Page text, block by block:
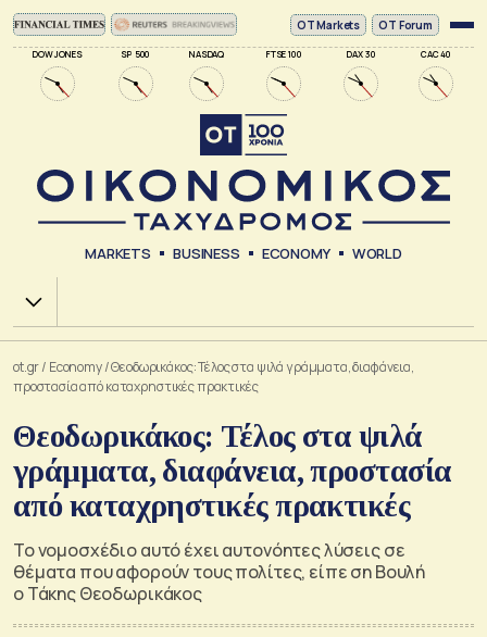
DOW JONES SP 500 NASDAQ FTSE 100 DAX 30 CAC 40
ΟΤ Markets OT Forum
MARKETS BUSINESS ECONOMY WORLD
Χ.Α.
ot.gr/ Economy/Θεοδωρικάκος: Τέλος στα ψιλά γράμματα, διαφάνεια,
προστασία από καταχρηστικές πρακτικές
Θεοδωρικάκος: Τέλος στα ψιλά
γράμματα, διαφάνεια, προστασία
από καταχρηστικές πρακτικές
Το νομοσχέδιο αυτό έχει αυτονόητες λύσεις σε
θέματα που αφορούν τους πολίτες, είπε ση Βουλή
ο Τάκης Θεοδωρικάκος